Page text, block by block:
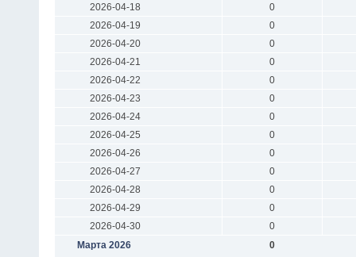
2026-04-18
0
2026-04-19
0
2026-04-20
0
2026-04-21
0
2026-04-22
0
2026-04-23
0
2026-04-24
0
2026-04-25
0
2026-04-26
0
2026-04-27
0
2026-04-28
0
2026-04-29
0
2026-04-30
0
Марта 2026
0